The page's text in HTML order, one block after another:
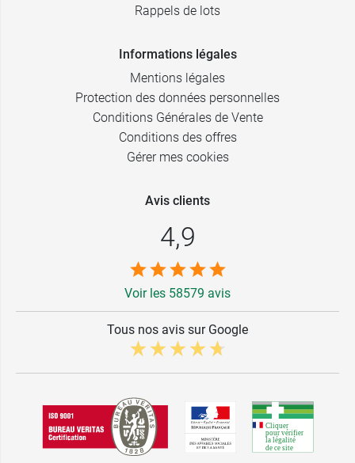
Rappels de lots
Informations légales
Mentions légales
Protection des données personnelles
Conditions Générales de Vente
Conditions des offres
Gérer mes cookies
Avis clients
4,9
Voir les 58579 avis
Tous nos avis sur Google